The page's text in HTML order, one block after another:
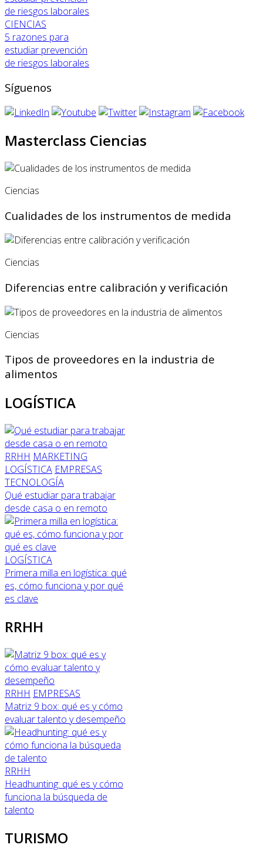
CIENCIAS
5 razones para
estudiar prevención
de riesgos laborales
Síguenos
Masterclass Ciencias
Ciencias
Cualidades de los instrumentos de medida
Ciencias
Diferencias entre calibración y verificación
Ciencias
Tipos de proveedores en la industria de
alimentos
LOGÍSTICA
RRHH MARKETING
LOGÍSTICA EMPRESAS
TECNOLOGÍA
Qué estudiar para trabajar
desde casa o en remoto
LOGÍSTICA
Primera milla en logística: qué
es, cómo funciona y por qué
es clave
RRHH
RRHH EMPRESAS
Matriz 9 box: qué es y cómo
evaluar talento y desempeño
RRHH
Headhunting: qué es y cómo
funciona la búsqueda de
talento
TURISMO